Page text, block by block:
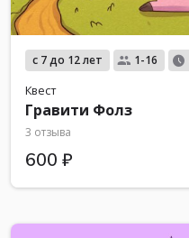
с 7 до 12 лет 1-16
Квест
Гравити Фолз
3 отзыва
600 ₽